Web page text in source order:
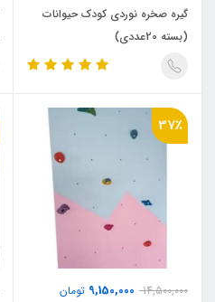
گیره صخره نوردی کودک حیوانات
(بسته 20عددی)
37٪
14,500,000
9,150,000 تومان